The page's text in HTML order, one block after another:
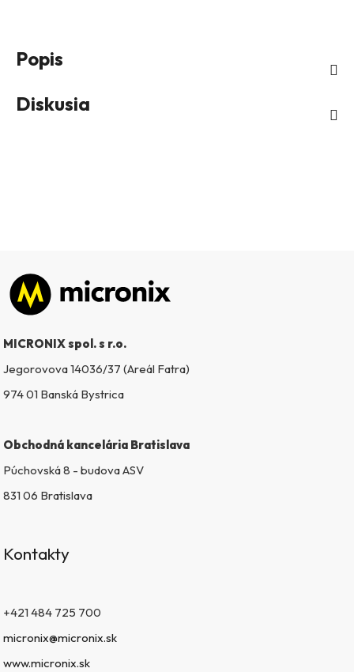
Popis
Diskusia
Zápätie
MICRONIX spol. s r.o.
Jegorovova 14036/37 (Areál Fatra)
974 01 Banská Bystrica
Obchodná kancelária Bratislava
Púchovská 8 - budova ASV
831 06 Bratislava
Kontakty
+421 484 725 700
micronix@micronix.sk
www.micronix.sk